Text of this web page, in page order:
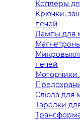
Коплеры
Крючки,
печей
Лампы для
печей
Моторчики
Слюда для
Тарелки